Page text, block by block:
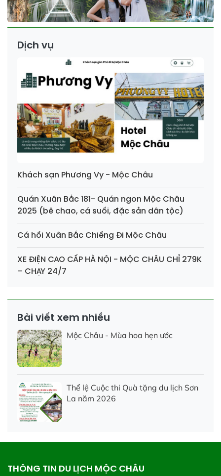
Dịch vụ
Khách sạn Phương Vy - Mộc Châu
Quán Xuân Bắc 181- Quán ngon Mộc Châu
2025 (bê chao, cá suối, đặc sản dân tộc)
Cá hồi Xuân Bắc Chiềng Đi Mộc Châu
XE ĐIỆN CAO CẤP HÀ NỘI - MỘC CHÂU CHỈ 279K
– CHẠY 24/7
Bài viết xem nhiều
Mộc Châu - Mùa hoa hẹn ước
Thể lệ Cuộc thi Quà tặng du lịch Sơn
La năm 2026
THÔNG TIN DU LỊCH MỘC CHÂU